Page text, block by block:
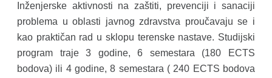
Inženjerske aktivnosti na zaštiti, prevenciji i sanaciji
problema u oblasti javnog zdravstva proučavaju se i
kao praktičan rad u sklopu terenske nastave. Studijski
program traje 3 godine, 6 semestara (180 ECTS
bodova) ili 4 godine, 8 semestara ( 240 ECTS bodova